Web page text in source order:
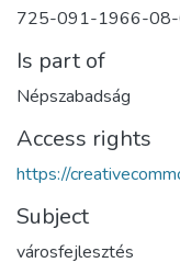
725-091-1966-08-
Is part of
Népszabadság
Access rights
https://
Subject
városfejlesztés